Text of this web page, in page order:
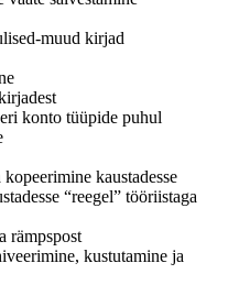
muud kirjad
konto tüüpide puhul
kaustadesse
“reegel” tööriistaga
rämpspost
kustutamine ja